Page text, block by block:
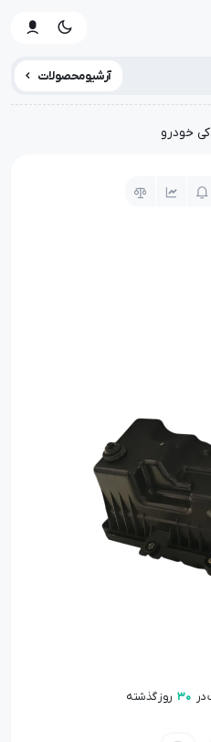
آرشیو محصولات
خودرو
30 روز گذشته